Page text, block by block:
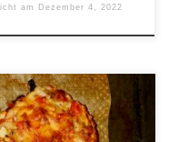
am Dezember 4, 2022